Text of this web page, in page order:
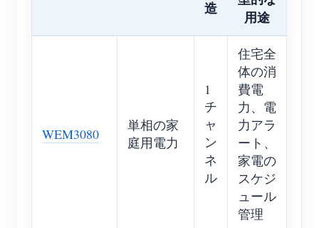
造
用途
WEM3080
単相の家
庭用電力
1
チ
ャ
ン
ネ
ル
住宅全
体の消
費電
力、電
力アラ
ート、
家電の
スケジ
ュール
管理